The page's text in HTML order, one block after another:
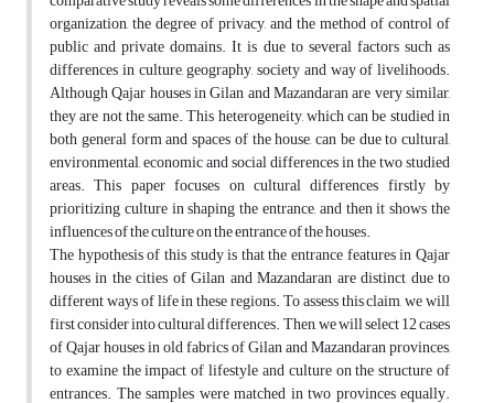
organization, the degree of privacy, and the method of control of
public and private domains. It is due to several factors such as
differences in culture, geography, society and way of livelihoods.
Although Qajar houses in Gilan and Mazandaran are very similar,
they are not the same. This heterogeneity, which can be studied in
both general form and spaces of the house, can be due to cultural,
environmental, economic and social differences in the two studied
areas. This paper focuses on cultural differences firstly by
prioritizing culture in shaping the entrance, and then it shows the
influences of the culture on the entrance of the houses.
The hypothesis of this study is that the entrance features in Qajar
houses in the cities of Gilan and Mazandaran are distinct due to
different ways of life in these regions. To assess this claim, we will
first consider into cultural differences. Then, we will select 12 cases
of Qajar houses in old fabrics of Gilan and Mazandaran provinces,
to examine the impact of lifestyle and culture on the structure of
entrances. The samples were matched in two provinces equally.